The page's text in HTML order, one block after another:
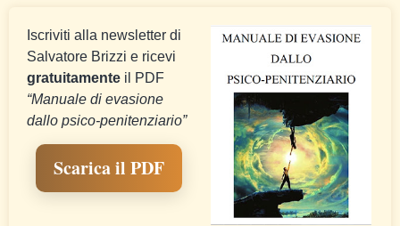
Iscriviti alla newsletter di
Salvatore Brizzi e ricevi
gratuitamente il PDF
“Manuale di evasione
dallo psico-penitenziario”
Scarica il PDF